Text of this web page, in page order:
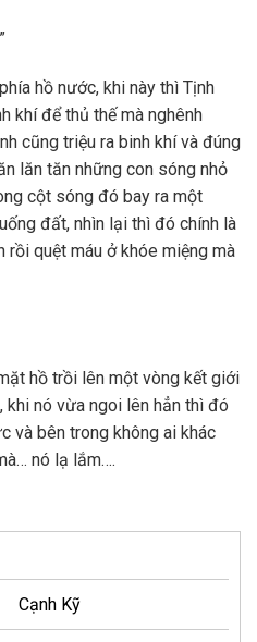
hồ nước, khi này thì Tịnh
khí để thủ thế mà nghênh
cũng triệu ra binh khí và đúng
lăn tăn những con sóng nhỏ
cột sóng đó bay ra một
đất, nhìn lại thì đó chính là
quệt máu ở khóe miệng mà
hồ trồi lên một vòng kết giới
nó vừa ngoi lên hẳn thì đó
và bên trong không ai khác
nó lạ lắm….
Cạnh Kỹ